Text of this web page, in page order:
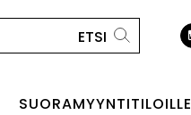
SUORAMYYNTITILOILLE